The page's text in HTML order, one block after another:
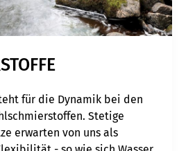
für die Dynamik bei den
Stetige
erwarten von uns als